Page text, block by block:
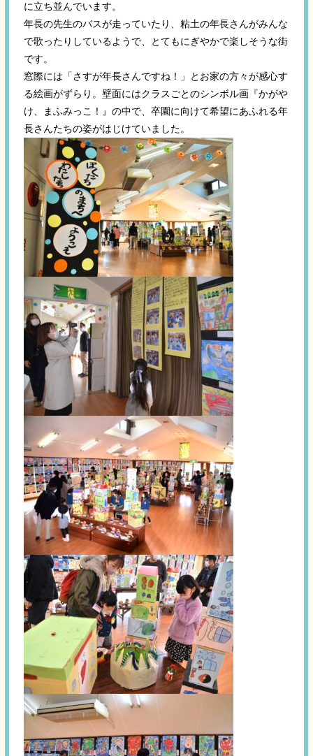
に立ち並んでいます。
年長の先生のバスが走っていたり、粘土の年長さんがみんな
で歌ったりしているようで、とてもにぎやかで楽しそうな街
です。
窓際には「さすが年長さんですね！」とお家の方々が感心す
る絵画がずらり。壁面にはクラスごとのシンボル画『かがや
け、まふみっこ！』の中で、卒園に向けて希望にあふれる年
長さんたちの姿がはじけていました。